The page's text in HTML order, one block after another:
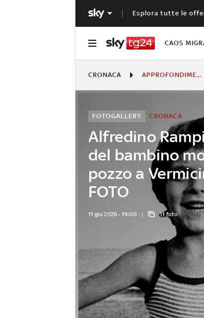
Esplora tutte le
CAOS
CRONACA APPROFONDIMENTI
Alfredino
del bambino
pozzo a
FOTO
CRONACA
FOTOGALLERY
11 giu 2026 - 19:00 11 foto